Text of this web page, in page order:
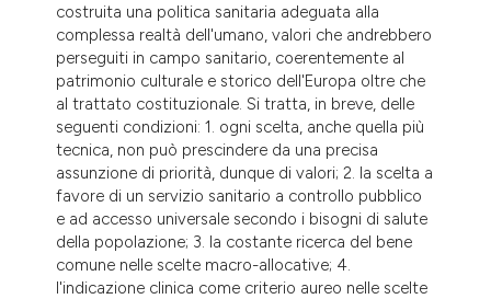
costruita una politica sanitaria adeguata alla
complessa realtà dell'umano, valori che andrebbero
perseguiti in campo sanitario, coerentemente al
patrimonio culturale e storico dell'Europa oltre che
al trattato costituzionale. Si tratta, in breve, delle
seguenti condizioni: 1. ogni scelta, anche quella più
tecnica, non può prescindere da una precisa
assunzione di priorità, dunque di valori; 2. la scelta a
favore di un servizio sanitario a controllo pubblico
e ad accesso universale secondo i bisogni di salute
della popolazione; 3. la costante ricerca del bene
comune nelle scelte macro-allocative; 4.
l'indicazione clinica come criterio aureo nelle scelte